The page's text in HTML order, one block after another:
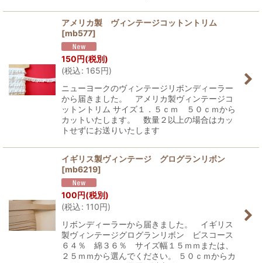
アメリカ製 ヴィンテージコットントリム
[mb577]
150円(税別)
(税込: 165円)
ニューヨークのヴィンテージリボンディーラー
から届きました。 アメリカ製ヴィンテージコ
ットントリム サイズ１．５ｃｍ ５０ｃｍから
カットいたします。 数量２以上の場合はカッ
トせずにお送りいたします
イギリス製ヴィンテージ グログランリボン
[mb6219]
100円(税別)
(税込: 110円)
リボンディーラーから届きました。 イギリス
製ヴィンテージグログランリボン ビスコース
６４％ 綿３６％ サイズ幅１５ｍｍまたは、
２５ｍｍから選んでください。 ５０ｃｍからカ